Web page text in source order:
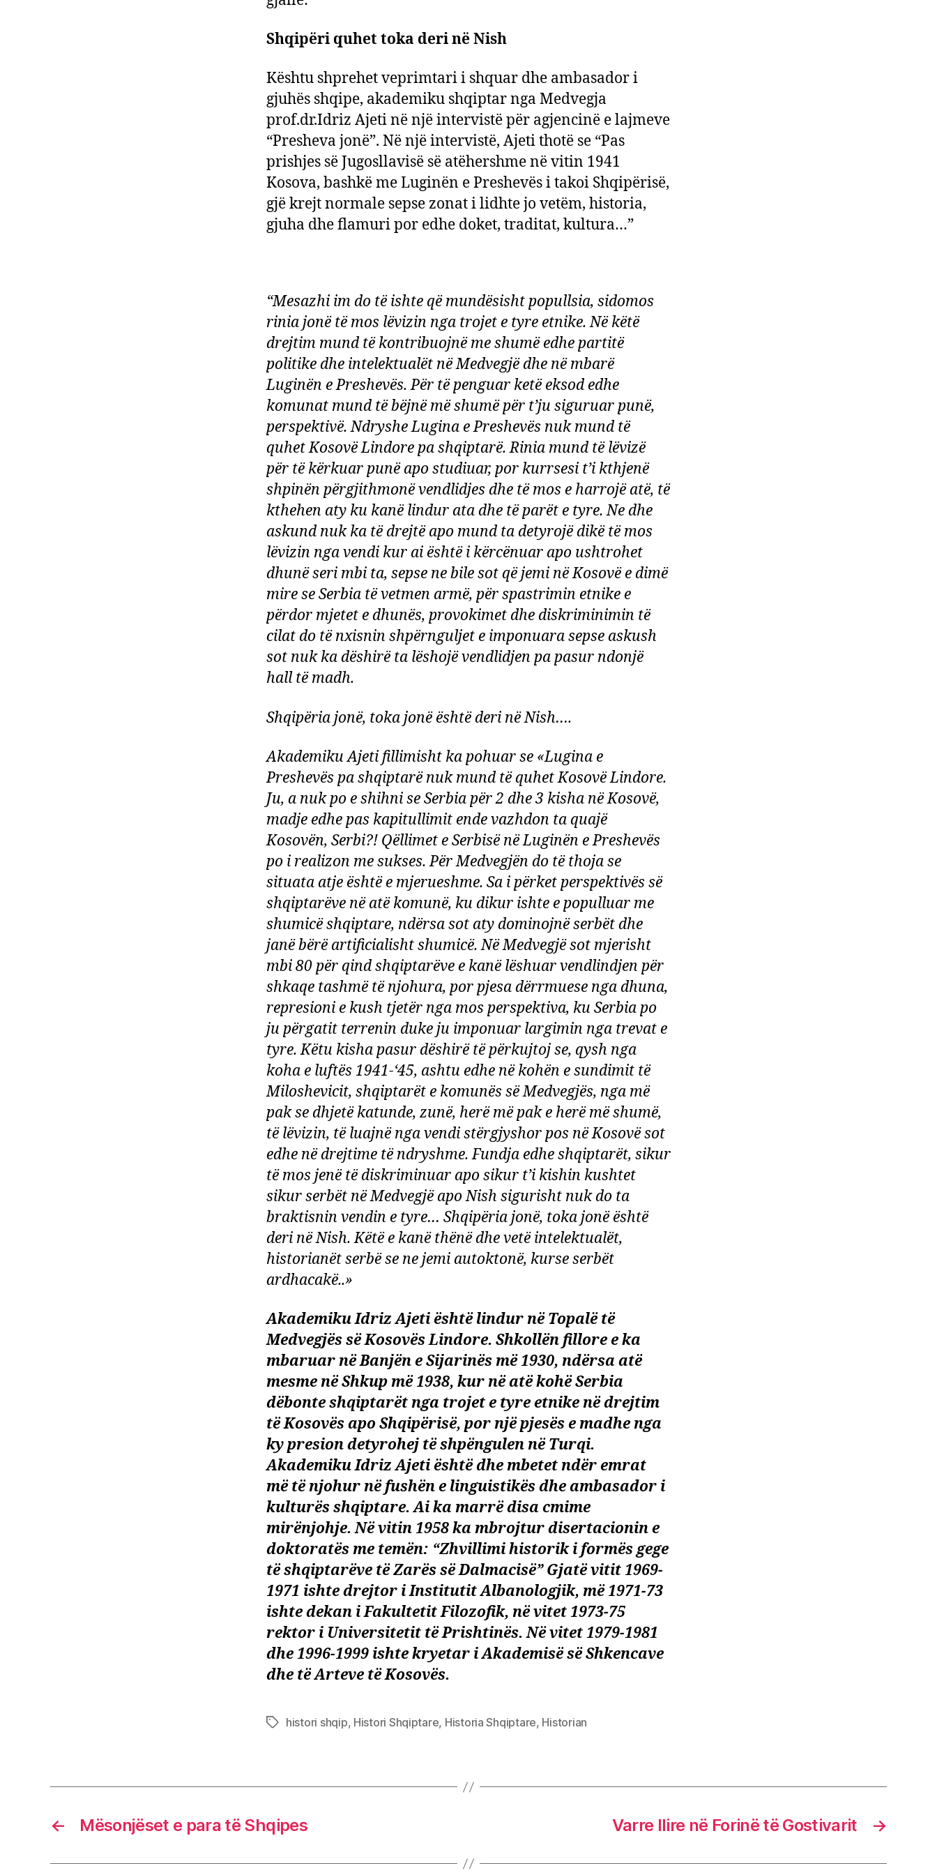
Shqipëri quhet toka deri në Nish
Kështu shprehet veprimtari i shquar dhe ambasador i
gjuhës shqipe, akademiku shqiptar nga Medvegja
prof.dr.Idriz Ajeti në një intervistë për agjencinë e lajmeve
“Presheva jonë”. Në një intervistë, Ajeti thotë se “Pas
prishjes së Jugosllavisë së atëhershme në vitin 1941
Kosova, bashkë me Luginën e Preshevës i takoi Shqipërisë,
gjë krejt normale sepse zonat i lidhte jo vetëm, historia,
gjuha dhe flamuri por edhe doket, traditat, kultura…”
“Mesazhi im do të ishte që mundësisht popullsia, sidomos
rinia jonë të mos lëvizin nga trojet e tyre etnike. Në këtë
drejtim mund të kontribuojnë me shumë edhe partitë
politike dhe intelektualët në Medvegjë dhe në mbarë
Luginën e Preshevës. Për të penguar ketë eksod edhe
komunat mund të bëjnë më shumë për t’ju siguruar punë,
perspektivë. Ndryshe Lugina e Preshevës nuk mund të
quhet Kosovë Lindore pa shqiptarë. Rinia mund të lëvizë
për të kërkuar punë apo studiuar, por kurrsesi t’i kthjenë
shpinën përgjithmonë vendlidjes dhe të mos e harrojë atë, të
kthehen aty ku kanë lindur ata dhe të parët e tyre. Ne dhe
askund nuk ka të drejtë apo mund ta detyrojë dikë të mos
lëvizin nga vendi kur ai është i kërcënuar apo ushtrohet
dhunë seri mbi ta, sepse ne bile sot që jemi në Kosovë e dimë
mire se Serbia të vetmen armë, për spastrimin etnike e
përdor mjetet e dhunës, provokimet dhe diskriminimin të
cilat do të nxisnin shpërnguljet e imponuara sepse askush
sot nuk ka dëshirë ta lëshojë vendlidjen pa pasur ndonjë
hall të madh.
Shqipëria jonë, toka jonë është deri në Nish….
Akademiku Ajeti fillimisht ka pohuar se «Lugina e
Preshevës pa shqiptarë nuk mund të quhet Kosovë Lindore.
Ju, a nuk po e shihni se Serbia për 2 dhe 3 kisha në Kosovë,
madje edhe pas kapitullimit ende vazhdon ta quajë
Kosovën, Serbi?! Qëllimet e Serbisë në Luginën e Preshevës
po i realizon me sukses. Për Medvegjën do të thoja se
situata atje është e mjerueshme. Sa i përket perspektivës së
shqiptarëve në atë komunë, ku dikur ishte e populluar me
shumicë shqiptare, ndërsa sot aty dominojnë serbët dhe
janë bërë artificialisht shumicë. Në Medvegjë sot mjerisht
mbi 80 për qind shqiptarëve e kanë lëshuar vendlindjen për
shkaqe tashmë të njohura, por pjesa dërrmuese nga dhuna,
represioni e kush tjetër nga mos perspektiva, ku Serbia po
ju përgatit terrenin duke ju imponuar largimin nga trevat e
tyre. Këtu kisha pasur dëshirë të përkujtoj se, qysh nga
koha e luftës 1941-‘45, ashtu edhe në kohën e sundimit të
Miloshevicit, shqiptarët e komunës së Medvegjës, nga më
pak se dhjetë katunde, zunë, herë më pak e herë më shumë,
të lëvizin, të luajnë nga vendi stërgjyshor pos në Kosovë sot
edhe në drejtime të ndryshme. Fundja edhe shqiptarët, sikur
të mos jenë të diskriminuar apo sikur t’i kishin kushtet
sikur serbët në Medvegjë apo Nish sigurisht nuk do ta
braktisnin vendin e tyre… Shqipëria jonë, toka jonë është
deri në Nish. Këtë e kanë thënë dhe vetë intelektualët,
historianët serbë se ne jemi autoktonë, kurse serbët
ardhacakë..»
Akademiku Idriz Ajeti është lindur në Topalë të
Medvegjës së Kosovës Lindore. Shkollën fillore e ka
mbaruar në Banjën e Sijarinës më 1930, ndërsa atë
mesme në Shkup më 1938, kur në atë kohë Serbia
dëbonte shqiptarët nga trojet e tyre etnike në drejtim
të Kosovës apo Shqipërisë, por një pjesës e madhe nga
ky presion detyrohej të shpëngulen në Turqi.
Akademiku Idriz Ajeti është dhe mbetet ndër emrat
më të njohur në fushën e linguistikës dhe ambasador i
kulturës shqiptare. Ai ka marrë disa cmime
mirënjohje. Në vitin 1958 ka mbrojtur disertacionin e
doktoratës me temën: “Zhvillimi historik i formës gege
të shqiptarëve të Zarës së Dalmacisë” Gjatë vitit 1969-
1971 ishte drejtor i Institutit Albanologjik, më 1971-73
ishte dekan i Fakultetit Filozofik, në vitet 1973-75
rektor i Universitetit të Prishtinës. Në vitet 1979-1981
dhe 1996-1999 ishte kryetar i Akademisë së Shkencave
dhe të Arteve të Kosovës.
Tagshistori shqip, Histori Shqiptare, Historia Shqiptare, Historian
← Mësonjëset e para të Shqipes →
Varre Ilire në Forinë të Gostivarit